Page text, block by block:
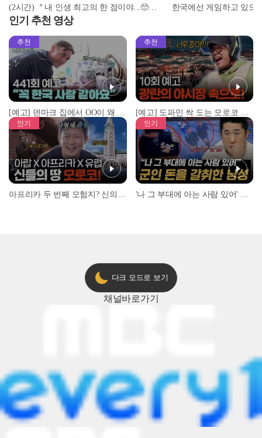
(2시간) ＂내 인생 최고의 한 점이야...🥺＂ 인생 첫 K-바비큐 맛본 외국인 반응 모음! | #어서와한국은처음이지 | #MBCevery1 | EP.3 외
인기 추천 영상
추천
[예고] 덴마크 집에서 OO이 왜 나와...? 이상할 정도로 한국을 사랑하는 우리 형을 제보합니다!
추천
[예고] 도파민 싹 도는 모로코 야시장 투어!
인기 인기
다크 모드로 보기
채널바로가기